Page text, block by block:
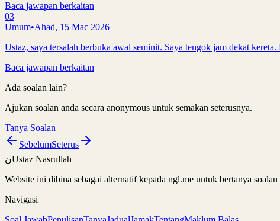
Baca jawapan berkaitan
03
Umum•Ahad, 15 Mac 2026
Ustaz, saya tersalah berbuka awal seminit. Saya tengok jam dekat
Baca jawapan berkaitan
Ada soalan lain?
Ajukan soalan anda secara anonymous untuk semakan seterusnya.
Tanya Soalan
SebelumSeterus
نUstaz Nasrullah
Website ini dibina sebagai alternatif kepada ngl.me untuk bertanya soalan
Navigasi